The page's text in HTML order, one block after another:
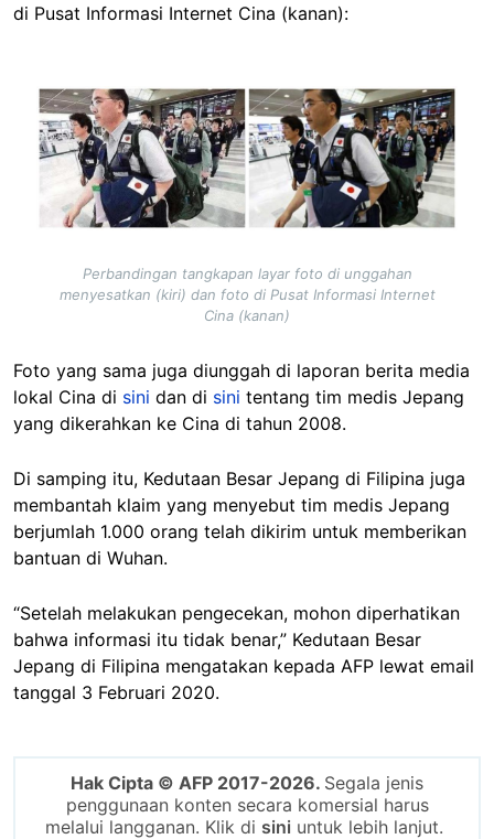
di Pusat Informasi Internet Cina (kanan):
Image
Perbandingan tangkapan layar foto di unggahan
menyesatkan (kiri) dan foto di Pusat Informasi Internet
Cina (kanan)
Foto yang sama juga diunggah di laporan berita media
lokal Cina di sini dan di sini tentang tim medis Jepang
yang dikerahkan ke Cina di tahun 2008.
Di samping itu, Kedutaan Besar Jepang di Filipina juga
membantah klaim yang menyebut tim medis Jepang
berjumlah 1.000 orang telah dikirim untuk memberikan
bantuan di Wuhan.
“Setelah melakukan pengecekan, mohon diperhatikan
bahwa informasi itu tidak benar,” Kedutaan Besar
Jepang di Filipina mengatakan kepada AFP lewat email
tanggal 3 Februari 2020.
Hak Cipta © AFP 2017-2026. Segala jenis
penggunaan konten secara komersial harus
melalui langganan. Klik di sini untuk lebih lanjut.